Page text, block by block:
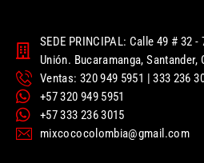
SEDE PRINCIPAL: Calle 49 # 32
Unión. Bucaramanga, Santander,
Ventas: 320 949 5951 | 333 236
+57 320 949 5951
+57 333 236 3015
mixcococolombia@gmail.com